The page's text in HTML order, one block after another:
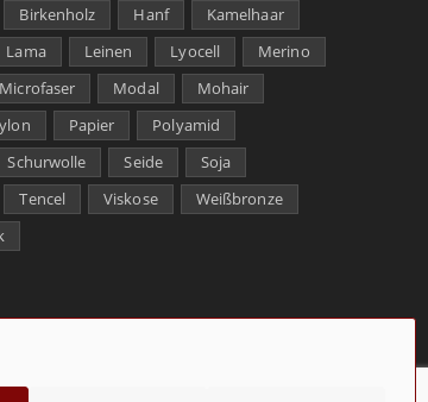
Birkenholz Hanf
Kamelhaar
Lama Leinen Lyocell
Merino
Microfaser Modal
Mohair
Papier
Polyamid
Schurwolle Seide
Soja
Tencel Viskose
Weißbronze